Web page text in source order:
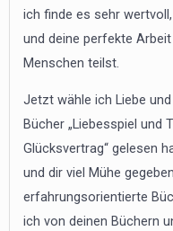
ich finde es sehr
und deine perfekte
Menschen teilst.
Jetzt wähle ich Liebe
Bücher „Liebesspiel und
Glücksvertrag“ gelesen
und dir viel Mühe
erfahrungsorientierte
ich von deinen Büchern